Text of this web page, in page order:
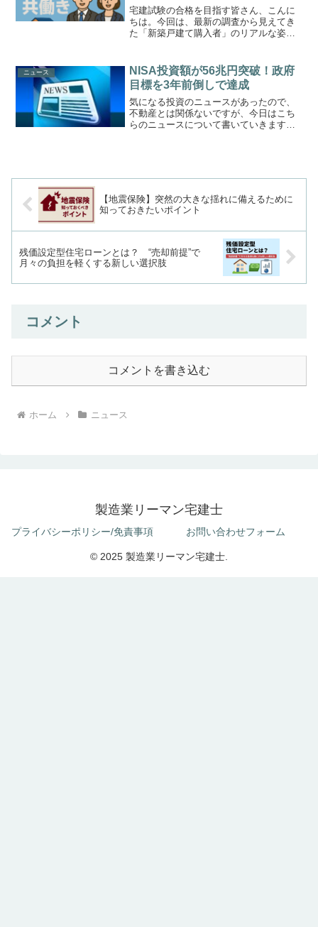
宅建試験の合格を目指す皆さん、こんに
ちは。今回は、最新の調査から見えてき
た「新築戸建て購入者」のリアルな姿に
購入した世帯の7割以上が「共働き世帯」
であることが明らか...
ニュース
NISA投資額が56兆円突破！政府
目標を3年前倒しで達成
気になる投資のニュースがあったので、
不動産とは関係ないですが、今日はこち
らのニュースについて書いていきます。
【地震保険】突然の大きな揺れに備えるために
知っておきたいポイント
残価設定型住宅ローンとは？ “売却前提”で
月々の負担を軽くする新しい選択肢
コメント
コメントを書き込む
ホーム ニュース
製造業リーマン宅建士
プライバシーポリシー/免責事項 お問い合わせフォーム
© 2025 製造業リーマン宅建士.